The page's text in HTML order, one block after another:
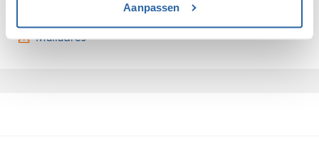
Aanpassen
Mailadres